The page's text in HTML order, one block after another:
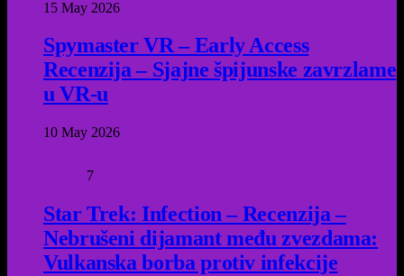
15 May 2026
Spymaster VR – Early Access
Recenzija – Sjajne špijunske zavrzlame
u VR-u
10 May 2026
7
Star Trek: Infection – Recenzija –
Nebrušeni dijamant među zvezdama:
Vulkanska borba protiv infekcije